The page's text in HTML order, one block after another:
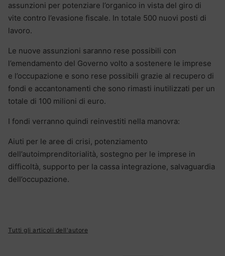
assunzioni per potenziare l’organico in vista del giro di
vite contro l’evasione fiscale. In totale 500 nuovi posti di
lavoro.
Le nuove assunzioni saranno rese possibili con
l’emendamento del Governo volto a sostenere le imprese
e l’occupazione e sono rese possibili grazie al recupero di
fondi e accantonamenti che sono rimasti inutilizzati per un
totale di 100 milioni di euro.
I fondi verranno quindi reinvestiti nella manovra:
Aiuti per le aree di crisi, potenziamento
dell’autoimprenditorialità, sostegno per le imprese in
difficoltà, supporto per la cassa integrazione, salvaguardia
dell’occupazione.
Tutti gli articoli dell'autore